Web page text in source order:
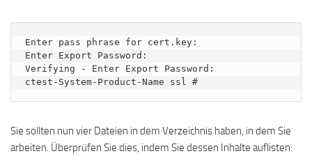
Enter pass phrase for cert.key:
Enter Export Password:
Verifying - Enter Export Password:
ctest-System-Product-Name ssl #
Sie sollten nun vier Dateien in dem Verzeichnis haben, in dem Sie
arbeiten. Überprüfen Sie dies, indem Sie dessen Inhalte auflisten: